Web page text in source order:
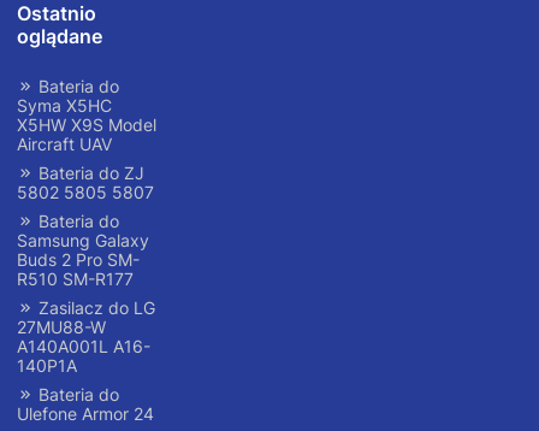
Ostatnio
oglądane
Bateria do
Syma X5HC
X5HW X9S Model
Aircraft UAV
Bateria do ZJ
5802 5805 5807
Bateria do
Samsung Galaxy
Buds 2 Pro SM-
R510 SM-R177
Zasilacz do LG
27MU88-W
A140A001L A16-
140P1A
Bateria do
Ulefone Armor 24